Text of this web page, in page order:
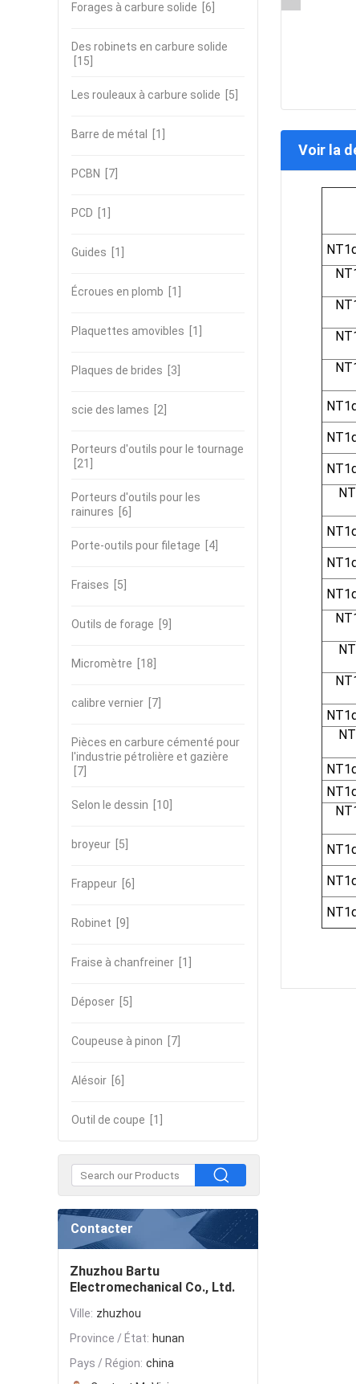
Forages à carbure solide [6]
Des robinets en carbure solide
[15]
Les rouleaux à carbure solide [5]
Barre de métal [1]
PCBN [7]
PCD [1]
Guides [1]
Écroues en plomb [1]
Plaquettes amovibles [1]
Plaques de brides [3]
scie des lames [2]
Porteurs d'outils pour le tournage
[21]
Porteurs d'outils pour les
rainures [6]
Porte-outils pour filetage [4]
Fraises [5]
Outils de forage [9]
Micromètre [18]
calibre vernier [7]
Pièces en carbure cémenté pour
l'industrie pétrolière et gazière
[7]
Selon le dessin [10]
broyeur [5]
Frappeur [6]
Robinet [9]
Fraise à chanfreiner [1]
Déposer [5]
Coupeuse à pinon [7]
Alésoir [6]
Outil de coupe [1]
Contacter
Zhuzhou Bartu
Electromechanical Co., Ltd.
Ville: zhuzhou
Province / État: hunan
Pays / Région: china
Voir la